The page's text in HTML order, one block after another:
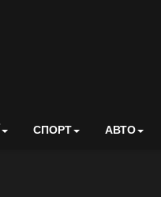
СПОРТ АВТО